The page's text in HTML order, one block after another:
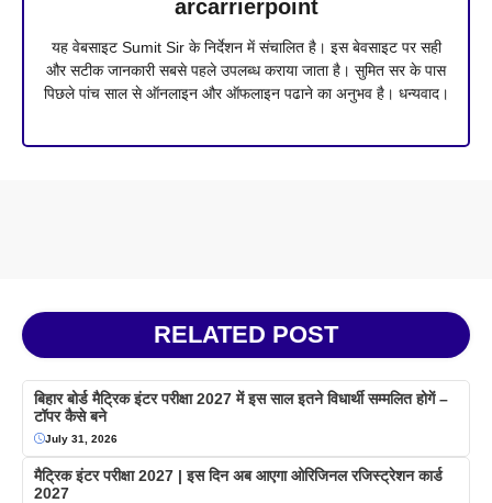
arcarrierpoint
यह वेबसाइट Sumit Sir के निर्देशन में संचालित है। इस बेवसाइट पर सही
और सटीक जानकारी सबसे पहले उपलब्ध कराया जाता है। सुमित सर के पास
पिछले पांच साल से ऑनलाइन और ऑफलाइन पढाने का अनुभव है। धन्यवाद।
RELATED POST
बिहार बोर्ड मैट्रिक इंटर परीक्षा 2027 में इस साल इतने विधार्थी सम्मलित होगें –
टॉपर कैसे बने
July 31, 2026
मैट्रिक इंटर परीक्षा 2027 | इस दिन अब आएगा ओरिजिनल रजिस्ट्रेशन कार्ड
2027